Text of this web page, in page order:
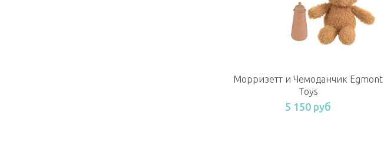
Морризетт и Чемоданчик Egmont
Toys
5 150 руб